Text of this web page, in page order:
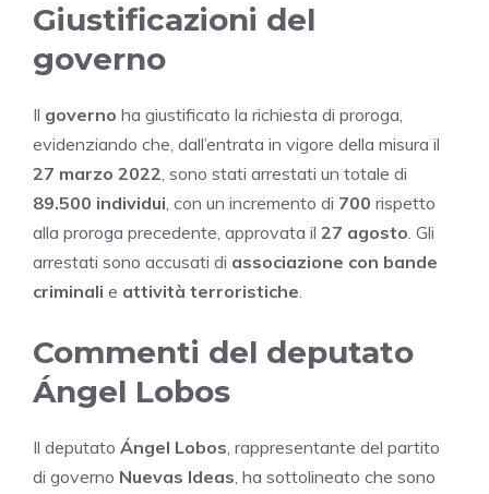
Giustificazioni del
governo
Il governo ha giustificato la richiesta di proroga,
evidenziando che, dall’entrata in vigore della misura il
27 marzo 2022, sono stati arrestati un totale di
89.500 individui, con un incremento di 700 rispetto
alla proroga precedente, approvata il 27 agosto. Gli
arrestati sono accusati di associazione con bande
criminali e attività terroristiche.
Commenti del deputato
Ángel Lobos
Il deputato Ángel Lobos, rappresentante del partito
di governo Nuevas Ideas, ha sottolineato che sono